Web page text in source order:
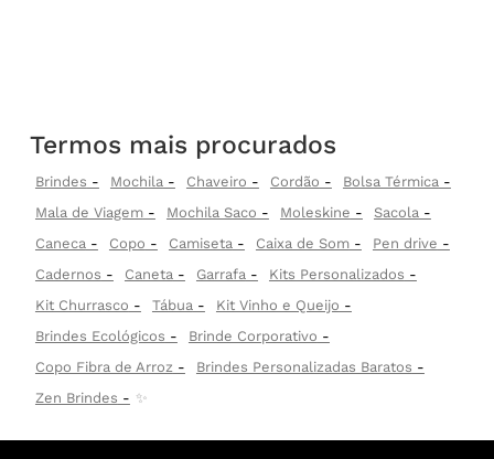
Termos mais procurados
Brindes Mochila Chaveiro Cordão
Bolsa Térmica
Mala de Viagem
Mochila Saco Moleskine
Sacola
Caneca
Copo Camiseta Caixa de Som
Pen drive
Cadernos
Caneta Garrafa
Kits Personalizados
Kit Churrasco
Tábua
Kit Vinho e Queijo
Brindes Ecológicos
Brinde Corporativo
Copo Fibra de Arroz
Brindes Personalizadas Baratos
Zen Brindes
✨